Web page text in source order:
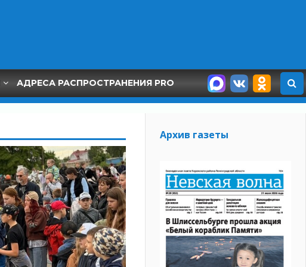
АДРЕСА РАСПРОСТРАНЕНИЯ PRO
Архив газеты